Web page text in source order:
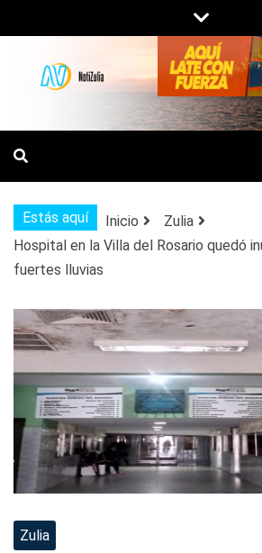
al
contenido
NOTICIAS DEL
DE INTERÉS
Estás aquí Inicio
Zulia
Hospital en la Villa del Rosario quedó
fuertes lluvias
Zulia